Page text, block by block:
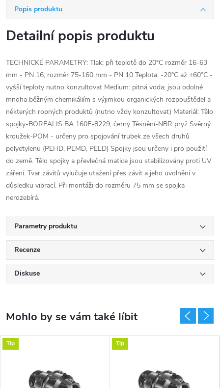
Popis produktu
Detailní popis produktu
TECHNICKÉ PARAMETRY: Tlak: při teplotě do 20°C rozměr 16-63
mm - PN 16; rozměr 75-160 mm - PN 10 Teplota: -20°C až +60°C -
vyšší teploty nutno konzultovat Medium: pitná voda; jsou odolné
mnoha běžným chemikáliím s výjimkou organických rozpouštědel a
některých ropných produktů (nutno vždy konzultovat) Materiál: Tělo
spojky-BOREALIS BA 160E-8229, černý Těsnění-NBR pryž Svěrný
kroužek-POM - určeny pro spojování trubek ze všech druhů
polyetylenu (PEHD, PEMD, PELD) Spojky jsou určeny i pro použití
do země. Tělo spojky a převlečná matice jsou stabilizovány proti UV
záření. Tvar závitů vylučuje utažení přes závit a jeho uvolnění v
důsledku vibrací. Při montáži do rozměru 75 mm se spojka
nerozebírá.
Parametry produktu
Recenze
Diskuse
Tip Tip